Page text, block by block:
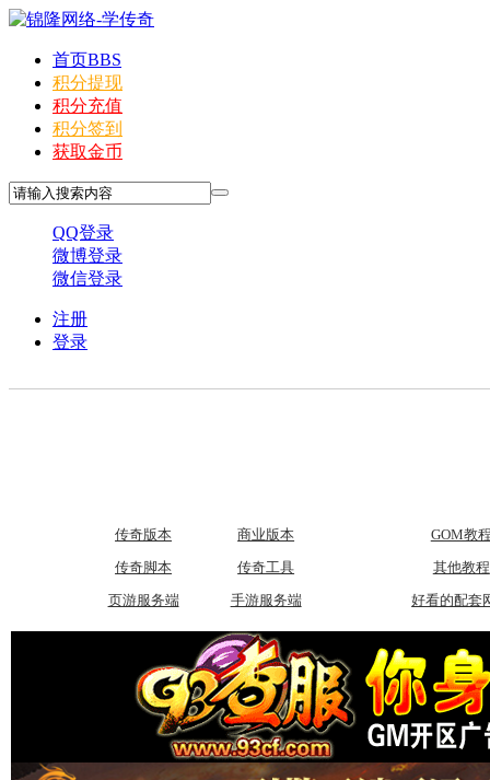
首页BBS
积分提现
积分充值
积分签到
获取金币
QQ登录
微博登录
微信登录
注册
登录
传奇版本
商业版本
传奇脚本
传奇工具
页游服务端
手游服务端
GOM教
其他教程
好看的配套